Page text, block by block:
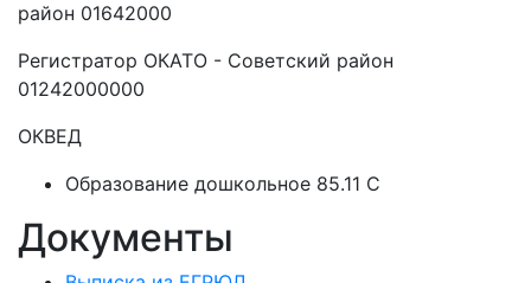
район 01642000
Регистратор ОКАТО - Советский район
01242000000
ОКВЕД
Образование дошкольное 85.11 C
Документы